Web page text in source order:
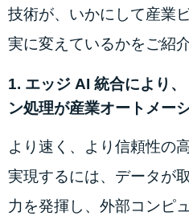
技術が、いかにして産業
実に変えているかをご紹
1. エッジ AI 統合により
ン処理が産業オートメー
より速く、より信頼性の
実現するには、データが
力を発揮し、外部コンピ